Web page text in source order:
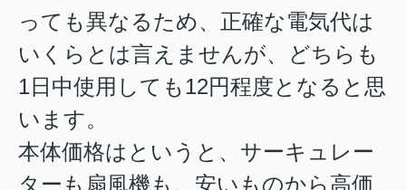
っても異なるため、正確な電気代は
いくらとは言えませんが、どちらも
1日中使用しても12円程度となると思
います。
本体価格はというと、サーキュレー
ターも扇風機も、安いものから高価